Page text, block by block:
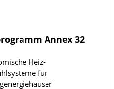
Annex 32
Heiz-
für